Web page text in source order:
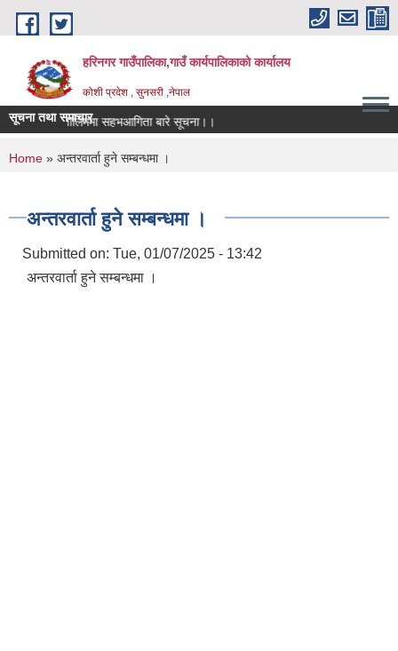
Skip to main content
हरिनगर गाउँपालिका,गाउँ कार्यपालिकाको कार्यालय
कोशी प्रदेश , सुनसरी ,नेपाल
सूचना तथा समाचार
You are here
Home » अन्तरवार्ता हुने सम्बन्धमा ।
अन्तरवार्ता हुने सम्बन्धमा ।
Submitted on: Tue, 01/07/2025 - 13:42
अन्तरवार्ता हुने सम्बन्धमा ।